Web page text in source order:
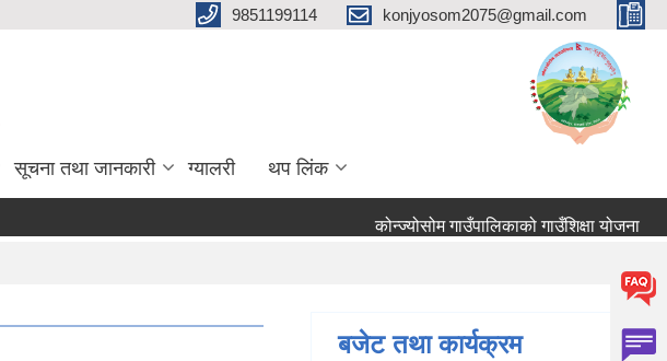
9851199114 konjyosom2075@gmail.com
सूचना तथा जानकारी ग्यालरी थप लिंक
कोन्ज्योसोम गाउँपालिकाको गाउँशिक्षा योजना
बजेट तथा कार्यक्रम